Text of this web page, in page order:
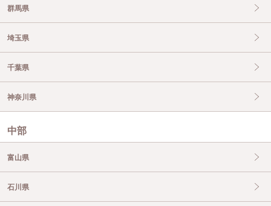
群馬県
埼玉県
千葉県
神奈川県
中部
富山県
石川県